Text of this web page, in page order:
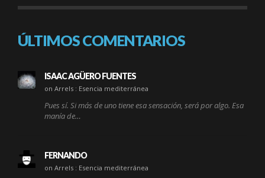
ÚLTIMOS COMENTARIOS
ISAAC AGÜERO FUENTES
on Arrels : Esencia mediterránea
Pues sí. Si más de uno tiene esa sensación, será por algo. Esa
manía de…
FERNANDO
on Arrels : Esencia mediterránea